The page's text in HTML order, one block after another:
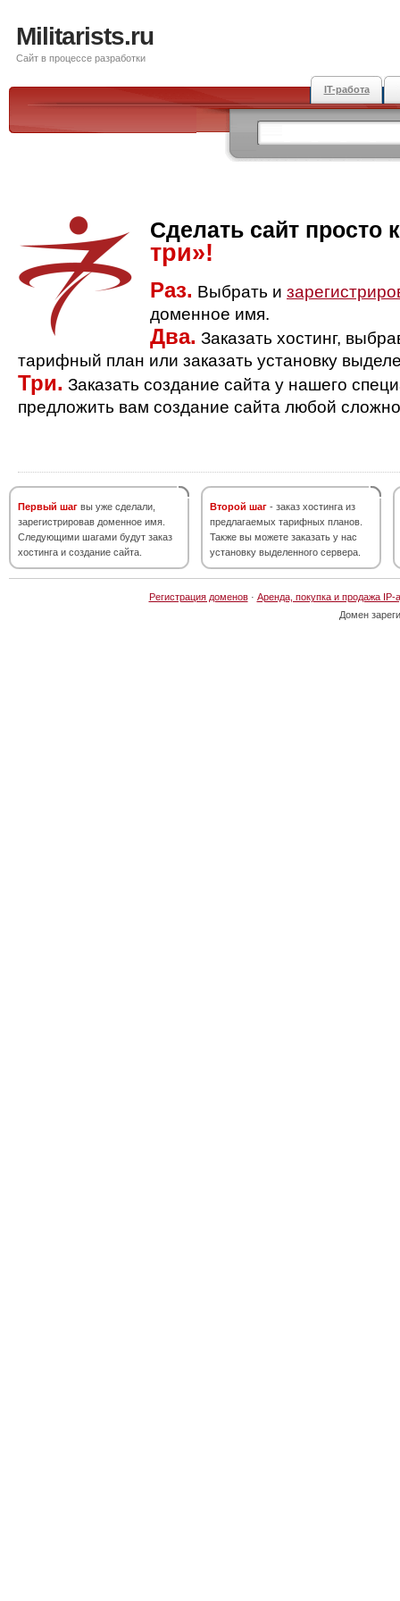
Militarists.ru
Сайт в процессе разработки
IT-работа
Сделать сайт просто
три»!
Раз. Выбрать и
доменное имя.
Два. Заказать хостинг,
тарифный план или заказать установку
Три. Заказать создание сайта у нашего
предложить вам создание сайта любой
Первый шаг вы уже сделали,
зарегистрировав доменное имя.
Следующими шагами будут заказ
хостинга и создание сайта.
Второй шаг - заказ хостинга из
предлагаемых тарифных планов.
Также вы можете заказать у нас
установку выделенного сервера.
Регистрация доменов· Аренда, покупка и продажа IP-
Домен